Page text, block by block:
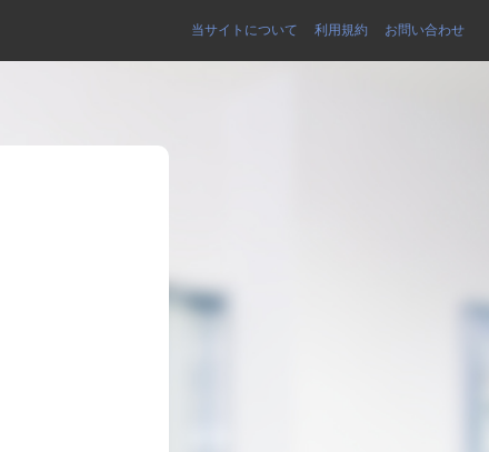
当サイトについて 利用規約 お問い合わせ